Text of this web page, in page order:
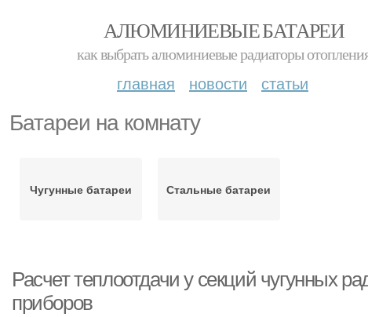
АЛЮМИНИЕВЫЕ БАТАРЕИ
как выбрать алюминиевые радиаторы
главная новости статьи
Батареи на комнату
Чугунные батареи Стальные батареи
Расчет теплоотдачи у секций чугунных
приборов